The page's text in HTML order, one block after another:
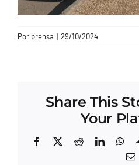
Por prensa | 29/10/2024
Share This
Your
Facebook
X RedditLinkedIn